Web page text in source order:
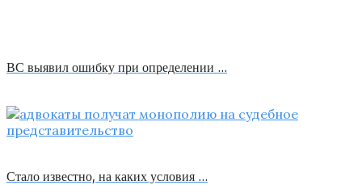
ВС выявил ошибку при определении …
Стало известно, на каких условия …